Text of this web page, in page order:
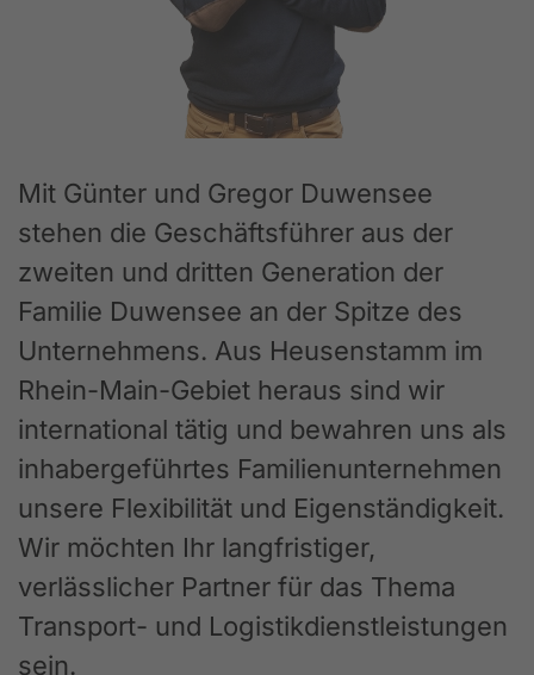
Mit Günter und Gregor Duwensee
stehen die Geschäftsführer aus der
zweiten und dritten Generation der
Familie Duwensee an der Spitze des
Unternehmens. Aus Heusenstamm im
Rhein-Main-Gebiet heraus sind wir
international tätig und bewahren uns als
inhabergeführtes Familienunternehmen
unsere Flexibilität und Eigenständigkeit.
Wir möchten Ihr langfristiger,
verlässlicher Partner für das Thema
Transport- und Logistikdienstleistungen
sein.